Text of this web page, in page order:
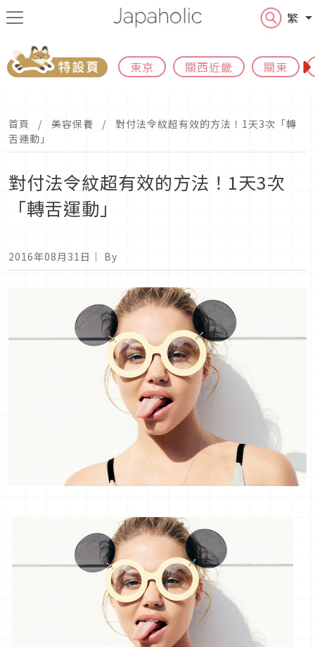
繁
東京 關西近畿 關東
首頁 美容保養
對付法令紋超有效的方法！1天3次「轉
舌運動」
對付法令紋超有效的方法！1天3次
「轉舌運動」
2016年08月31日 ｜ By